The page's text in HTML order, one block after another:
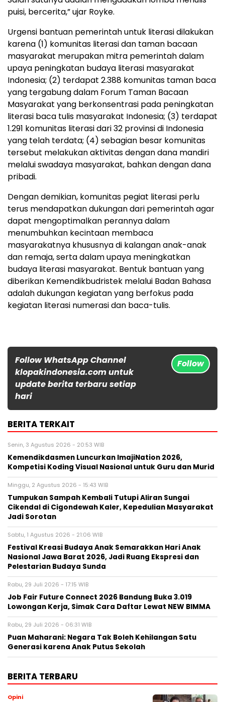
puisi, bercerita,” ujar Royke.
Urgensi bantuan pemerintah untuk literasi dilakukan
karena (1) komunitas literasi dan taman bacaan
masyarakat merupakan mitra pemerintah dalam
upaya peningkatan budaya literasi masyarakat
Indonesia; (2) terdapat 2.388 komunitas taman baca
yang tergabung dalam Forum Taman Bacaan
Masyarakat yang berkonsentrasi pada peningkatan
literasi baca tulis masyarakat Indonesia; (3) terdapat
1.291 komunitas literasi dari 32 provinsi di Indonesia
yang telah terdata; (4) sebagian besar komunitas
tersebut melakukan aktivitas dengan dana mandiri
melalui swadaya masyarakat, bahkan dengan dana
pribadi.
Dengan demikian, komunitas pegiat literasi perlu
terus mendapatkan dukungan dari pemerintah agar
dapat mengoptimalkan perannya dalam
menumbuhkan kecintaan membaca
masyarakatnya khususnya di kalangan anak-anak
dan remaja, serta dalam upaya meningkatkan
budaya literasi masyarakat. Bentuk bantuan yang
diberikan Kemendikbudristek melalui Badan Bahasa
adalah dukungan kegiatan yang berfokus pada
kegiatan literasi numerasi dan baca-tulis.
Follow WhatsApp Channel
klopakindonesia.com untuk
update berita terbaru setiap
hari
Follow
BERITA TERKAIT
Senin, 3 Agustus 2026 - 20:53 WIB
Kemendikdasmen Luncurkan ImajiNation 2026,
Kompetisi Koding Visual Nasional untuk Guru dan Murid
Minggu, 2 Agustus 2026 - 15:43 WIB
Tumpukan Sampah Kembali Tutupi Aliran Sungai
Cikendal di Cigondewah Kaler, Kepedulian Masyarakat
Jadi Sorotan
Sabtu, 1 Agustus 2026 - 21:06 WIB
Festival Kreasi Budaya Anak Semarakkan Hari Anak
Nasional Jawa Barat 2026, Jadi Ruang Ekspresi dan
Pelestarian Budaya Sunda
Rabu, 29 Juli 2026 - 17:15 WIB
Job Fair Future Connect 2026 Bandung Buka 3.019
Lowongan Kerja, Simak Cara Daftar Lewat NEW BIMMA
Rabu, 29 Juli 2026 - 06:31 WIB
Puan Maharani: Negara Tak Boleh Kehilangan Satu
Generasi karena Anak Putus Sekolah
BERITA TERBARU
Opini